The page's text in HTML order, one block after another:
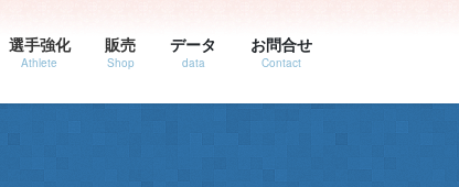
選手強化
Athlete
販売
Shop
データ
data
お問合せ
Contact